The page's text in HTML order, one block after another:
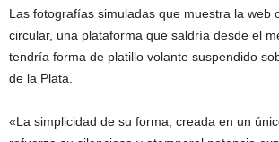
Las fotografías simuladas que muestra la web
circular, una plataforma que saldría desde el
tendría forma de platillo volante suspendido
de la Plata.
«La simplicidad de su forma, creada en un